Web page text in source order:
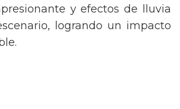
y efectos de lluvia
logrando un impacto